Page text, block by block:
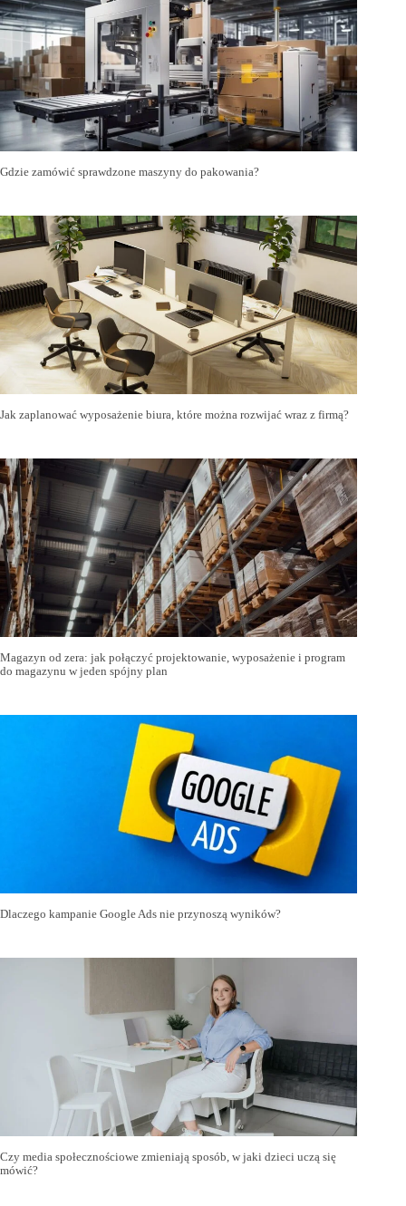
Gdzie zamówić sprawdzone maszyny do pakowania?
Jak zaplanować wyposażenie biura, które można rozwijać wraz z firmą?
Magazyn od zera: jak połączyć projektowanie, wyposażenie i program
do magazynu w jeden spójny plan
Dlaczego kampanie Google Ads nie przynoszą wyników?
Czy media społecznościowe zmieniają sposób, w jaki dzieci uczą się
mówić?